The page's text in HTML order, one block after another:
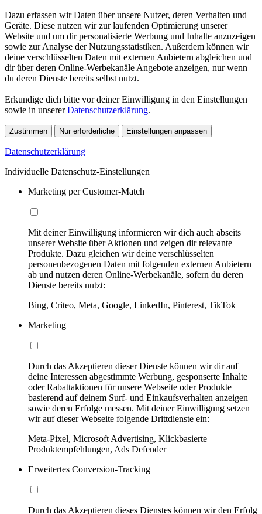
Dazu erfassen wir Daten über unsere Nutzer, deren Verhalten und
Geräte. Diese nutzen wir zur laufenden Optimierung unserer
Website und um dir personalisierte Werbung und Inhalte anzuzeigen
sowie zur Analyse der Nutzungsstatistiken. Außerdem können wir
deine verschlüsselten Daten mit externen Anbietern abgleichen und
dir über deren Online-Werbekanäle Angebote anzeigen, nur wenn
du deren Dienste bereits selbst nutzt.
Erkundige dich bitte vor deiner Einwilligung in den Einstellungen
sowie in unsererDatenschutzerklärung.
Zustimmen Nur erforderliche Einstellungen anpassen
Datenschutzerklärung
Individuelle Datenschutz-Einstellungen
Marketing per Customer-Match
Mit deiner Einwilligung informieren wir dich auch abseits
unserer Website über Aktionen und zeigen dir relevante
Produkte. Dazu gleichen wir deine verschlüsselten
personenbezogenen Daten mit folgenden externen Anbietern
ab und nutzen deren Online-Werbekanäle, sofern du deren
Dienste bereits nutzt:
Bing, Criteo, Meta, Google, LinkedIn, Pinterest, TikTok
Marketing
Durch das Akzeptieren dieser Dienste können wir dir auf
deine Interessen abgestimmte Werbung, gesponserte Inhalte
oder Rabattaktionen für unsere Webseite oder Produkte
basierend auf deinem Surf- und Einkaufsverhalten anzeigen
sowie deren Erfolge messen. Mit deiner Einwilligung setzen
wir auf dieser Webseite folgende Drittdienste ein:
Meta-Pixel, Microsoft Advertising, Klickbasierte
Produktempfehlungen, Ads Defender
Erweitertes Conversion-Tracking
Durch das Akzeptieren dieses Dienstes können wir den Erfolg